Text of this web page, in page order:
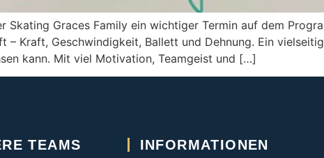
Skating Graces Family ein wichtiger Termin auf dem
– Kraft, Geschwindigkeit, Ballett und Dehnung. Ein
kann. Mit viel Motivation, Teamgeist und […]
TEAMS INFORMATIONEN